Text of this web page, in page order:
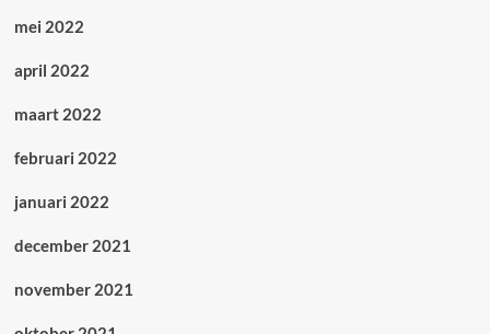
mei 2022
april 2022
maart 2022
februari 2022
januari 2022
december 2021
november 2021